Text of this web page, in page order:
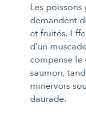
Les
demandent
et fruités.
d’un
compense le
saumon,
minervois
daurade.